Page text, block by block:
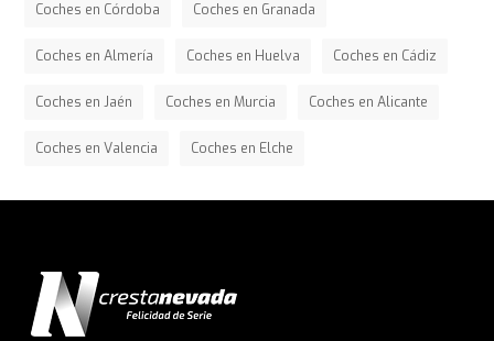
Coches en Córdoba Coches en Granada
Coches en Almería Coches en Huelva Coches en Cádiz
Coches en Jaén Coches en Murcia Coches en Alicante
Coches en Valencia Coches en Elche